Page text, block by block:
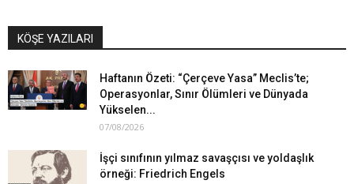
KÖŞE YAZILARI
Haftanın Özeti: “Çerçeve Yasa” Meclis’te;
Operasyonlar, Sınır Ölümleri ve Dünyada
Yükselen...
07/08/2026
İşçi sınıfının yılmaz savaşçısı ve yoldaşlık
örneği: Friedrich Engels